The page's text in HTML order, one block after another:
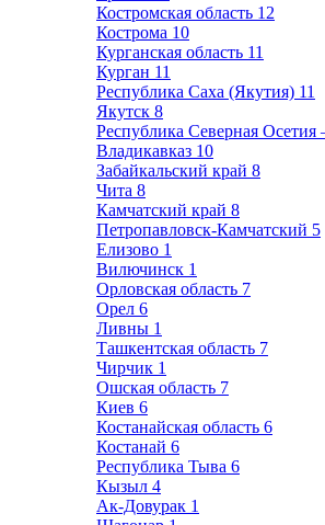
Костромская область 12
Кострома 10
Курганская область 11
Курган 11
Республика Саха (Якутия) 11
Якутск 8
Республика Северная
Владикавказ 10
Забайкальский край 8
Чита 8
Камчатский край 8
Петропавловск-Камчатский 5
Елизово 1
Вилючинск 1
Орловская область 7
Орел 6
Ливны 1
Ташкентская область 7
Чирчик 1
Ошская область 7
Киев 6
Костанайская область 6
Костанай 6
Республика Тыва 6
Кызыл 4
Ак-Довурак 1